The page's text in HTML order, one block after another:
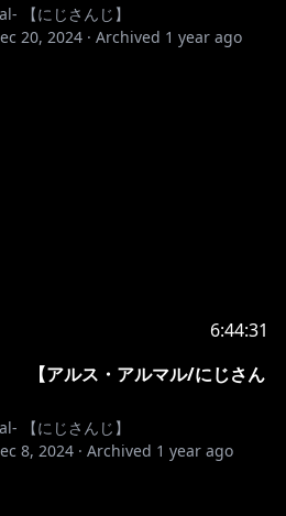
s/niji/item/detail/dig-00933?
s/niji/item/detail/dig-00647?
【にじさんじ】
20, 2024 · Archived 1 year ago
6:44:31
【アルス・アルマル/にじさん
【にじさんじ】
8, 2024 · Archived 1 year ago